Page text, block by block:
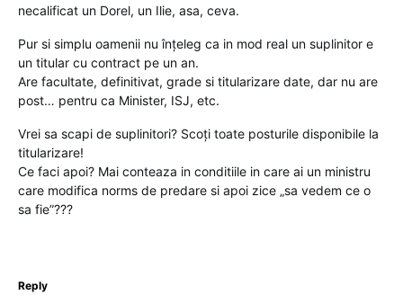
necalificat un Dorel, un Ilie, asa, ceva.
Pur si simplu oamenii nu înțeleg ca in mod real un suplinitor e
un titular cu contract pe un an.
Are facultate, definitivat, grade si titularizare date, dar nu are
post… pentru ca Minister, ISJ, etc.
Vrei sa scapi de suplinitori? Scoți toate posturile disponibile la
titularizare!
Ce faci apoi? Mai conteaza in conditiile in care ai un ministru
care modifica norms de predare si apoi zice „sa vedem ce o
sa fie”???
Reply